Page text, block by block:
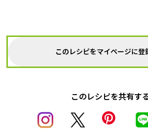
このレシピをマイページに登
このレシピを共有す